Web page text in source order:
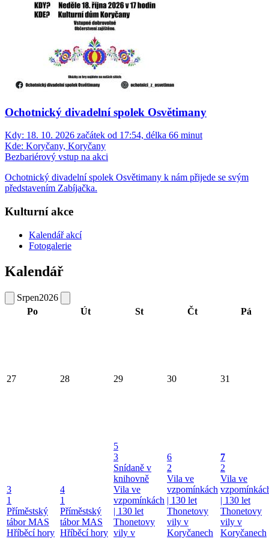
Ochotnický divadelní spolek Osvětimany
Kdy: 18. 10. 2026 začátek od 17:54, délka 66 minut
Kde: Koryčany, Koryčany
Bezbariérový vstup na akci
Ochotnický divadelní spolek Osvětimany k nám přijede se svým
představením Zabíjačka.
Kulturní akce
Kalendář akcí
Fotogalerie
Kalendář
Srpen2026
Po
Út St Čt Pá
27 28 29 30 31
3
1
Příměstský
tábor MAS
Hříběcí hory
4
1
Příměstský
tábor MAS
Hříběcí hory
5
3
Snídaně v
knihovně
Vila ve
vzpomínkách
| 130 let
Thonetovy
vily v
6
2
Vila ve
vzpomínkách
| 130 let
Thonetovy
vily v
Koryčanech
7
2
Vila ve
| 130 let
Thonetovy
vily v
Koryčanech